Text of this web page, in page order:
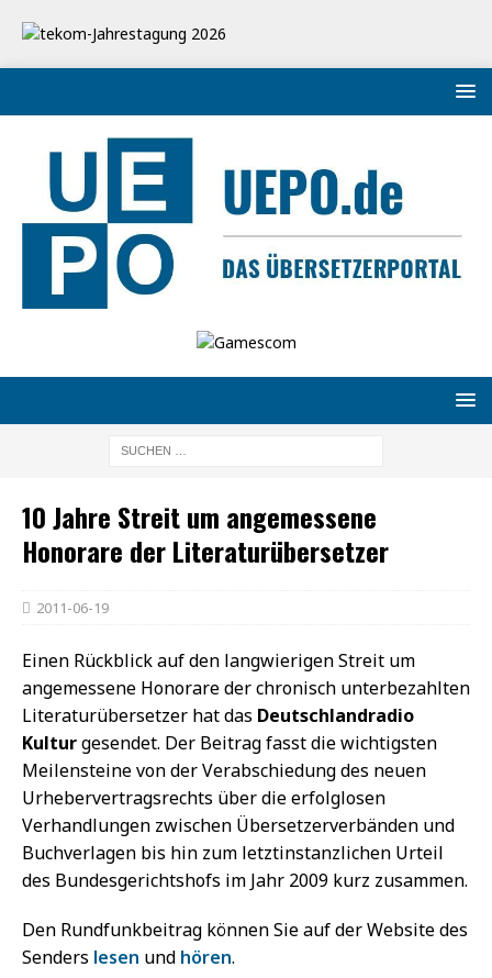
10 Jahre Streit um angemessene
Honorare der Literaturübersetzer
2011-06-19
Einen Rückblick auf den langwierigen Streit um
angemessene Honorare der chronisch unterbezahlten
Literaturübersetzer hat das Deutschlandradio
Kulturgesendet. Der Beitrag fasst die wichtigsten
Meilensteine von der Verabschiedung des neuen
Urhebervertragsrechts über die erfolglosen
Verhandlungen zwischen Übersetzerverbänden und
Buchverlagen bis hin zum letztinstanzlichen Urteil
des Bundesgerichtshofs im Jahr 2009 kurz zusammen.
Den Rundfunkbeitrag können Sie auf der Website des
Senders lesen und hören.